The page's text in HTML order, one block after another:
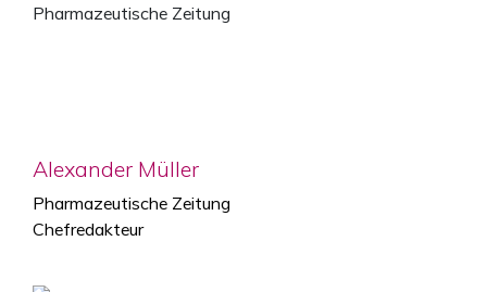
Alexander Müller
Pharmazeutische Zeitung
Chefredakteur